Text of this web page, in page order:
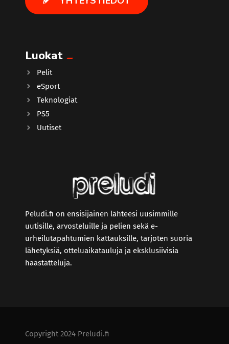
Luokat
Pelit
eSport
Teknologiat
PS5
Uutiset
Peludi.fi on ensisijainen lähteesi uusimmille
uutisille, arvosteluille ja pelien sekä e-
urheilutapahtumien kattauksille, tarjoten suoria
lähetyksiä, otteluaikatauluja ja eksklusiivisia
haastatteluja.
Copyright 2024 Preludi.fi